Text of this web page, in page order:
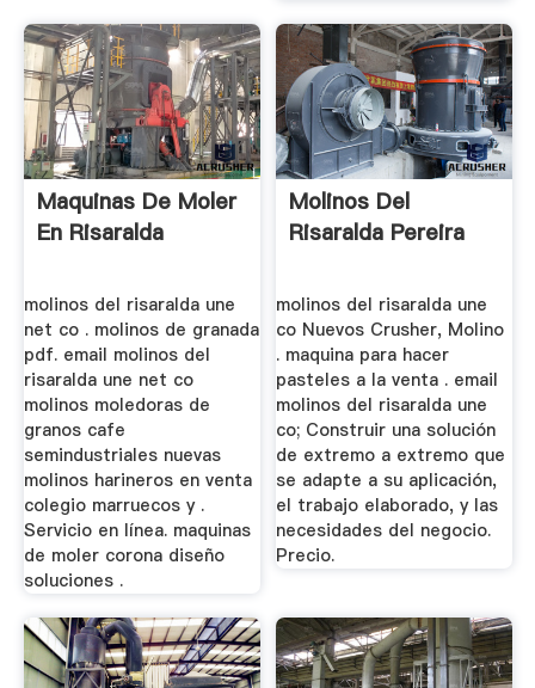
Maquinas De Moler
En Risaralda
molinos del risaralda une
net co . molinos de granada
pdf. email molinos del
risaralda une net co
molinos moledoras de
granos cafe
semindustriales nuevas
molinos harineros en venta
colegio marruecos y .
Servicio en línea. maquinas
de moler corona diseño
soluciones .
Molinos Del
Risaralda Pereira
molinos del risaralda une
co Nuevos Crusher, Molino
. maquina para hacer
pasteles a la venta . email
molinos del risaralda une
co; Construir una solución
de extremo a extremo que
se adapte a su aplicación,
el trabajo elaborado, y las
necesidades del negocio.
Precio.